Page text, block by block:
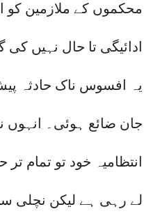
محکموں کے ملازمین کو
ادائیگی تا حال نہیں
یہ افسوس ناک حادثہ
جان ضائع ہوئی۔
انتظامیہ خود تو تمام
لے رہی ہے لیکن نچلی